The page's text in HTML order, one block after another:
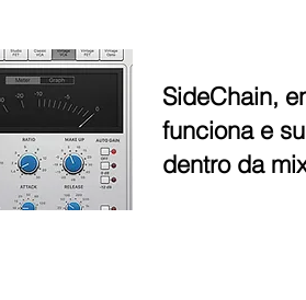
SideChain,
funciona e
dentro da